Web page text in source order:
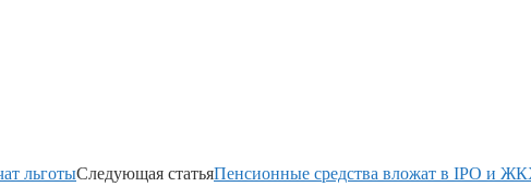
льготыСледующая статьяПенсионные средства вложат в IPO и